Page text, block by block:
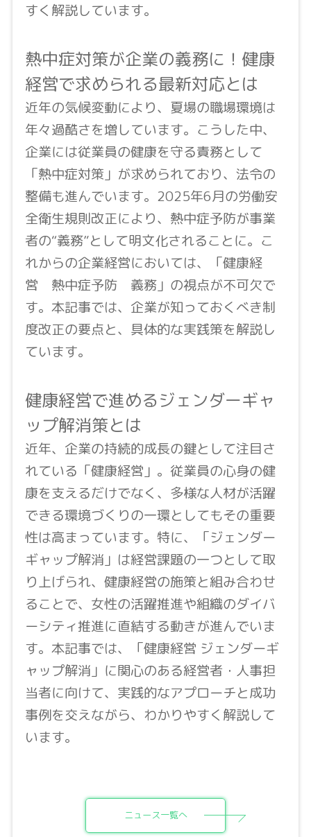
すく解説しています。
熱中症対策が企業の義務に！健康
経営で求められる最新対応とは
近年の気候変動により、夏場の職場環境は
年々過酷さを増しています。こうした中、
企業には従業員の健康を守る責務として
「熱中症対策」が求められており、法令の
整備も進んでいます。2025年6月の労働安
全衛生規則改正により、熱中症予防が事業
者の“義務”として明文化されることに。こ
れからの企業経営においては、「健康経
営 熱中症予防 義務」の視点が不可欠で
す。本記事では、企業が知っておくべき制
度改正の要点と、具体的な実践策を解説し
ています。
健康経営で進めるジェンダーギャ
ップ解消策とは
近年、企業の持続的成長の鍵として注目さ
れている「健康経営」。従業員の心身の健
康を支えるだけでなく、多様な人材が活躍
できる環境づくりの一環としてもその重要
性は高まっています。特に、「ジェンダー
ギャップ解消」は経営課題の一つとして取
り上げられ、健康経営の施策と組み合わせ
ることで、女性の活躍推進や組織のダイバ
ーシティ推進に直結する動きが進んでいま
す。本記事では、「健康経営 ジェンダーギ
ャップ解消」に関心のある経営者・人事担
当者に向けて、実践的なアプローチと成功
事例を交えながら、わかりやすく解説して
います。
ニュース一覧へ